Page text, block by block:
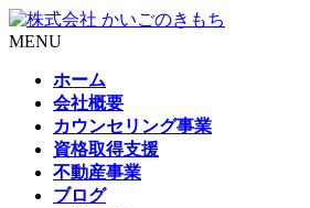
MENU
ホーム
会社概要
カウンセリング事業
資格取得支援
不動産事業
ブログ